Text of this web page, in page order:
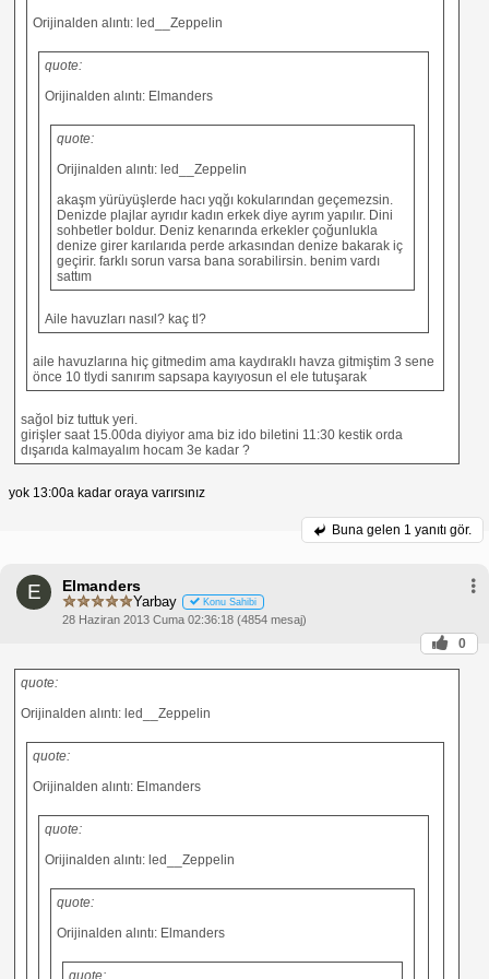
Orijinalden alıntı: led__Zeppelin
quote:
Orijinalden alıntı: Elmanders
quote:
Orijinalden alıntı: led__Zeppelin
akaşm yürüyüşlerde hacı yqğı kokularından geçemezsin.
Denizde plajlar ayrıdır kadın erkek diye ayrım yapılır. Dini
sohbetler boldur. Deniz kenarında erkekler çoğunlukla
denize girer karılarıda perde arkasından denize bakarak iç
geçirir. farklı sorun varsa bana sorabilirsin. benim vardı
sattım
Aile havuzları nasıl? kaç tl?
aile havuzlarına hiç gitmedim ama kaydıraklı havza gitmiştim 3 sene
önce 10 tlydi sanırım sapsapa kayıyosun el ele tutuşarak
sağol biz tuttuk yeri.
girişler saat 15.00da diyiyor ama biz ido biletini 11:30 kestik orda
dışarıda kalmayalım hocam 3e kadar ?
yok 13:00a kadar oraya varırsınız
Buna gelen 1 yanıtı gör.
E Elmanders
Yarbay Konu Sahibi
28 Haziran 2013 Cuma 02:36:18 (4854 mesaj)
0
quote:
Orijinalden alıntı: led__Zeppelin
quote:
Orijinalden alıntı: Elmanders
quote:
Orijinalden alıntı: led__Zeppelin
quote:
Orijinalden alıntı: Elmanders
quote: